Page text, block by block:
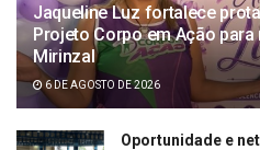
Jaqueline Luz fortalece
Projeto Corpo em Ação
Mirinzal
6 DE AGOSTO DE 2026
Oportunidade e